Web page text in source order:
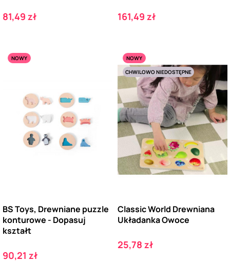
Cena
81,49 zł Cena
161,49 zł
NOWY
BS Toys, Drewniane puzzle
konturowe - Dopasuj
kształt
Cena
90,21 zł
NOWY
CHWILOWO NIEDOSTĘPNE
Classic World Drewniana
Układanka Owoce
Cena
25,78 zł